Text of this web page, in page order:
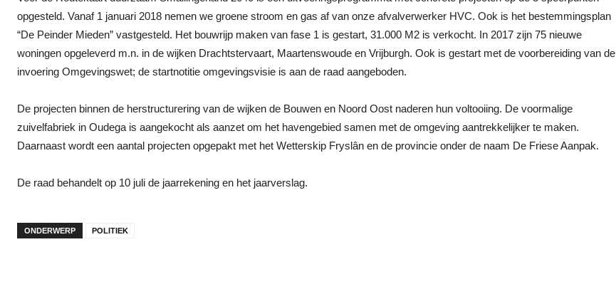
opgesteld. Vanaf 1 januari 2018 nemen we groene stroom en gas af van onze afvalverwerker HVC. Ook is het bestemmingsplan
“De Peinder Mieden” vastgesteld. Het bouwrijp maken van fase 1 is gestart, 31.000 M2 is verkocht. In 2017 zijn 75 nieuwe
woningen opgeleverd m.n. in de wijken Drachtstervaart, Maartenswoude en Vrijburgh. Ook is gestart met de voorbereiding van de
invoering Omgevingswet; de startnotitie omgevingsvisie is aan de raad aangeboden.
De projecten binnen de herstructurering van de wijken de Bouwen en Noord Oost naderen hun voltooiing. De voormalige
zuivelfabriek in Oudega is aangekocht als aanzet om het havengebied samen met de omgeving aantrekkelijker te maken.
Daarnaast wordt een aantal projecten opgepakt met het Wetterskip Fryslân en de provincie onder de naam De Friese Aanpak.
De raad behandelt op 10 juli de jaarrekening en het jaarverslag.
ONDERWERP POLITIEK